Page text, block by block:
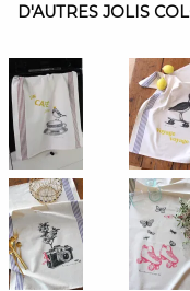
D'AUTRES JOLIS